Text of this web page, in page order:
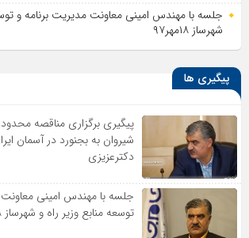
جلسه با مهندس امینی معاونت مدیریت برنامه و
شهرساز ۱۸مهر۹۷
پیگیری ها
پیگیری برگزاری مناقصه
شیروان به بجنورد در آسمان
دکترعزیزی
جلسه با مهندس امینی معاونت
توسعه منابع وزیر راه و شهرساز ۱۸مهر۹۷